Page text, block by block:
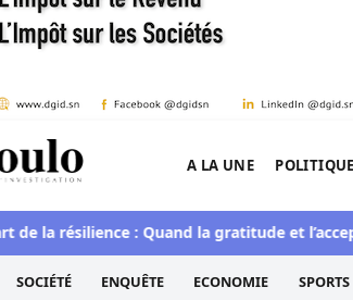
site d'information et
A LA UNE POLITIQUE
la résilience : Quand la gratitude et
SOCIÉTÉ ENQUÊTE ECONOMIE SPORTS